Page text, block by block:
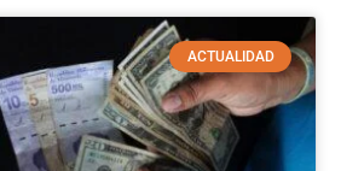
ACTUALIDAD